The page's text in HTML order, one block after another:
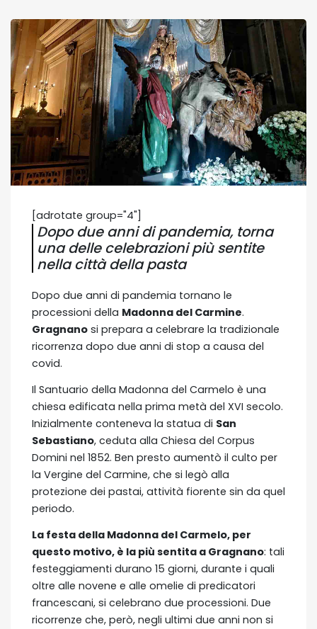
[adrotate group="4"]
Dopo due anni di pandemia, torna
una delle celebrazioni più sentite
nella città della pasta
Dopo due anni di pandemia tornano le
processioni della Madonna del Carmine.
Gragnano si prepara a celebrare la tradizionale
ricorrenza dopo due anni di stop a causa del
covid.
Il Santuario della Madonna del Carmelo è una
chiesa edificata nella prima metà del XVI secolo.
Inizialmente conteneva la statua di San
Sebastiano, ceduta alla Chiesa del Corpus
Domini nel 1852. Ben presto aumentò il culto per
la Vergine del Carmine, che si legò alla
protezione dei pastai, attività fiorente sin da quel
periodo.
La festa della Madonna del Carmelo, per
questo motivo, è la più sentita a Gragnano: tali
festeggiamenti durano 15 giorni, durante i quali
oltre alle novene e alle omelie di predicatori
francescani, si celebrano due processioni. Due
ricorrenze che, però, negli ultimi due anni non si